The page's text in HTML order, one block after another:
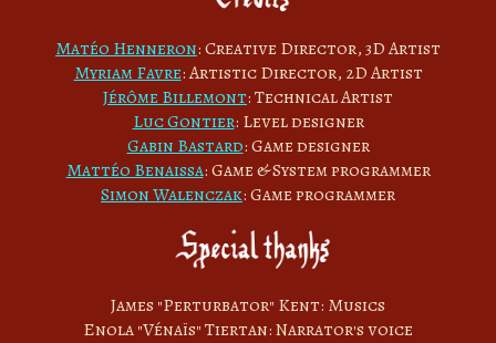
Matéo Henneron: Creative Director, 3D Artist
Myriam Favre: Artistic Director, 2D Artist
Jérôme Billemont: Technical Artist
Luc Gontier: Level designer
Gabin Bastard: Game designer
Mattéo Benaissa: Game & System programmer
Simon Walenczak: Game programmer
James "Perturbator" Kent: Musics
Enola "Vénaïs" Tiertan: Narrator's voice